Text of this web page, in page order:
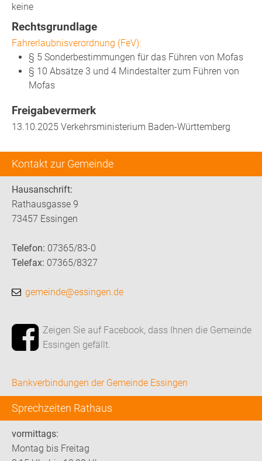
Kontakt zur Gemeinde
Hausanschrift:
Rathausgasse 9
73457 Essingen
Telefon: 07365/83-0
Telefax: 07365/8327
gemeinde@essingen.de
Zeigen Sie auf Facebook, dass Ihnen die Gemeinde
Essingen gefällt.
Bankverbindungen der Gemeinde Essingen
Sprechzeiten Rathaus
vormittags:
Montag bis Freitag
keine
Rechtsgrundlage
Fahrerlaubnisverordnung (FeV):
§ 5 Sonderbestimmungen für das Führen von Mofas
§ 10 Absätze 3 und 4 Mindestalter zum Führen von
Mofas
Freigabevermerk
13.10.2025 Verkehrsministerium Baden-Württemberg